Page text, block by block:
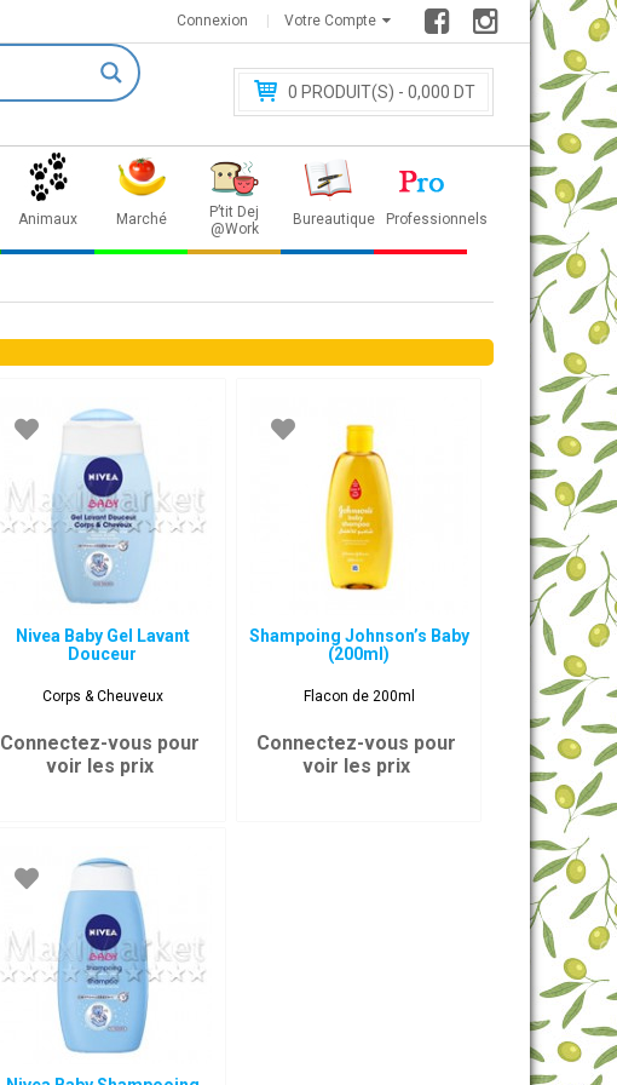
Votre Compte
Connexion
0 PRODUIT(S) - 0,000 DT
Animaux Marché
P’tit Dej
@Work
Bureautique Professionnels
Nivea Baby Gel Lavant
Douceur
Corps & Cheuveux
Connectez-vous pour
voir les prix
Shampoing Johnson’s Baby
(200ml)
Flacon de 200ml
Connectez-vous pour
voir les prix